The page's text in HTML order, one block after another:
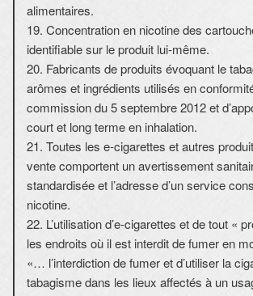
alimentaires.
19. Concentration en nicotine des
identifiable sur le produit lui-même.
20. Fabricants de produits évoquant le
arômes et ingrédients utilisés en
commission du 5 septembre 2012 et
court et long terme en inhalation.
21. Toutes les e-cigarettes et autres
vente comportent un avertissement
standardisée et l’adresse d’un service
nicotine.
22. L’utilisation d’e-cigarettes et de tout «
les endroits où il est interdit de fumer en
«… l’interdiction de fumer et d’utiliser la
tabagisme dans les lieux affectés à un